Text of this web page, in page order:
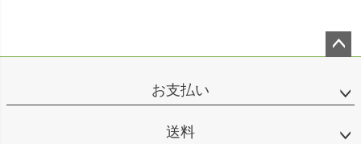
お支払い
送料
ップ